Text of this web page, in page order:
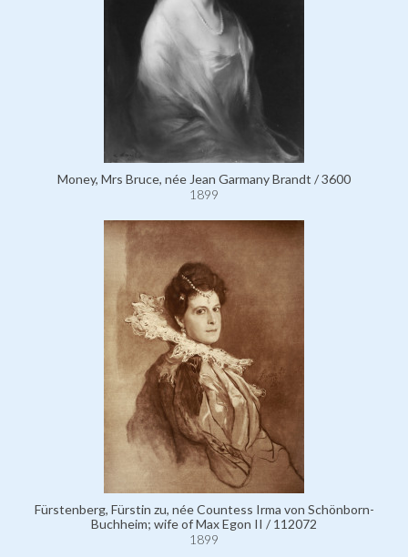
Money, Mrs Bruce, née Jean Garmany Brandt / 3600
1899
Fürstenberg, Fürstin zu, née Countess Irma von Schönborn-
Buchheim; wife of Max Egon II / 112072
1899